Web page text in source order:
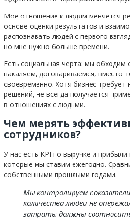
Мое отношение к людям меняется
основе оценки результатов и
распознавать людей с первого
но мне нужно больше времени.
Есть социальная черта: мы обходим
накаляем, договариваемся, вместо
своевременно. Хотя бизнес требует
решений, не всегда получается
в отношениях с людьми.
Чем мерять
сотрудников?
У нас есть KPI по выручке и прибыли
которые мы ставим ежегодно.
собственными прошлыми годами.
Мы контролируем
количества людей не
затраты должны